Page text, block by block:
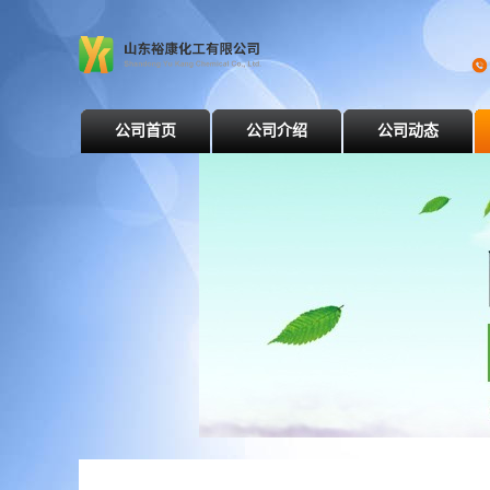
公司首页 公司介绍 公司动态